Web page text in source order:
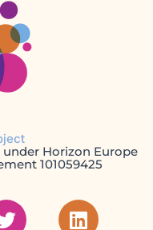
Horizon Europe
101059425
T
L